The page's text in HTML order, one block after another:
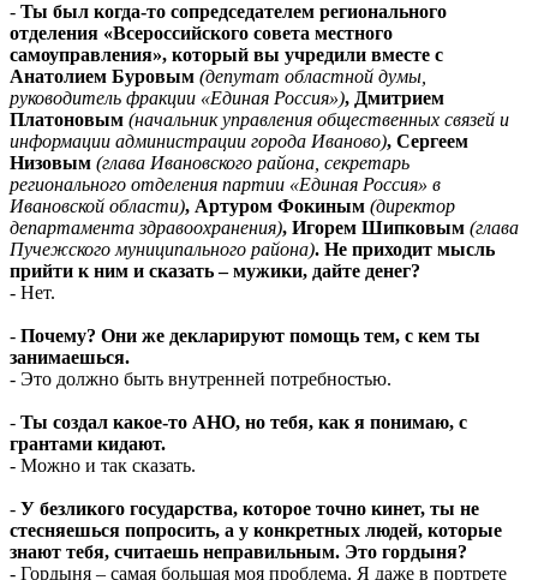
- Ты был когда-то сопредседателем регионального
отделения «Всероссийского совета местного
самоуправления», который вы учредили вместе с
Анатолием Буровым (депутат областной думы,
руководитель фракции «Единая Россия»), Дмитрием
Платоновым (начальник управления общественных связей и
информации администрации города Иваново), Сергеем
Низовым (глава Ивановского района, секретарь
регионального отделения партии «Единая Россия» в
Ивановской области), Артуром Фокиным (директор
департамента здравоохранения), Игорем Шипковым (глава
Пучежского муниципального района). Не приходит мысль
прийти к ним и сказать – мужики, дайте денег?
- Нет.
- Почему? Они же декларируют помощь тем, с кем ты
занимаешься.
- Это должно быть внутренней потребностью.
- Ты создал какое-то АНО, но тебя, как я понимаю, с
грантами кидают.
- Можно и так сказать.
- У безликого государства, которое точно кинет, ты не
стесняешься попросить, а у конкретных людей, которые
знают тебя, считаешь неправильным. Это гордыня?
- Гордыня – самая большая моя проблема. Я даже в портрете